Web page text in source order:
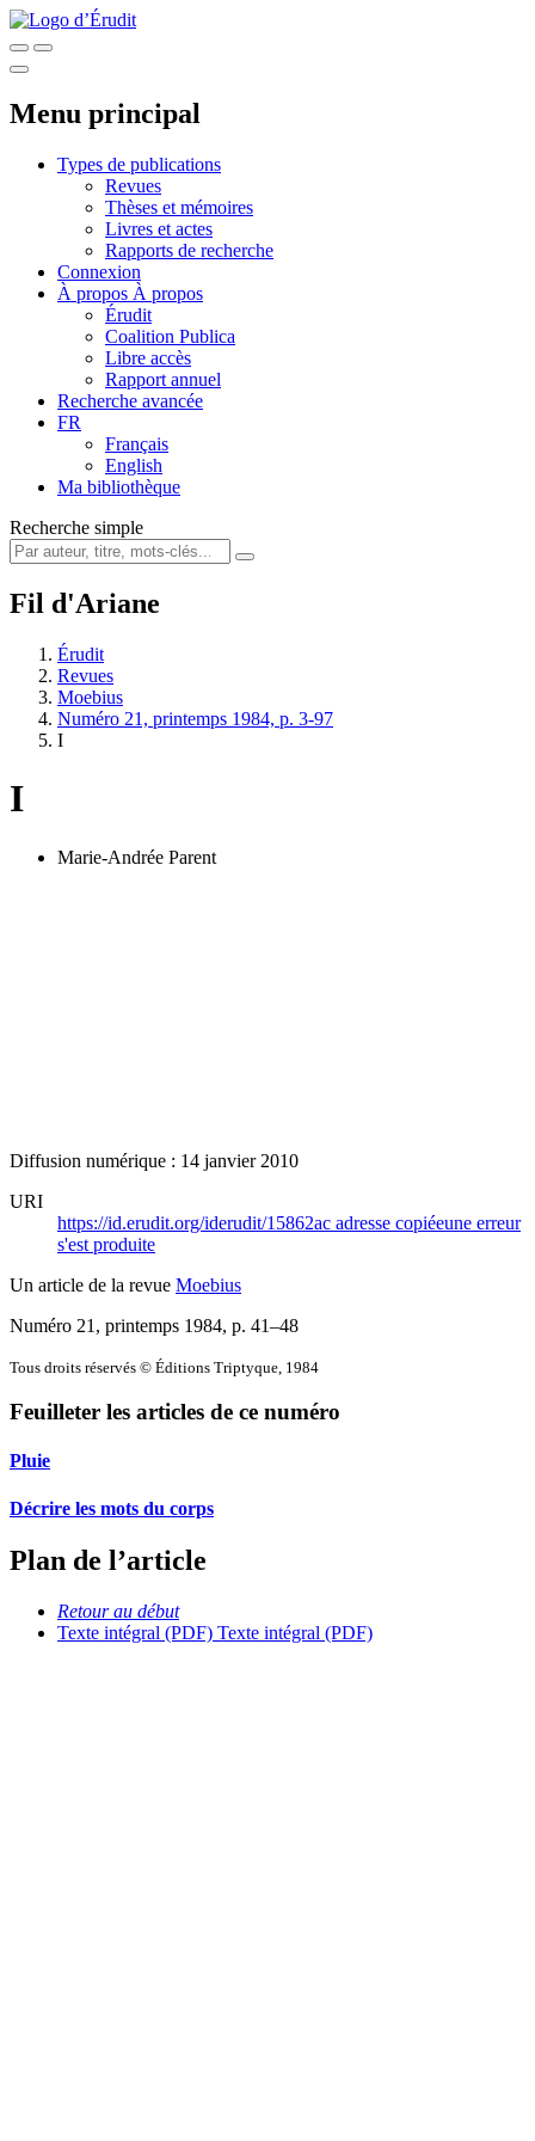
Menu principal
Types de publications
Revues
Thèses et mémoires
Livres et actes
Rapports de recherche
Connexion
À propos À propos
Érudit
Coalition Publica
Libre accès
Rapport annuel
Recherche avancée
FR
Français
English
Ma bibliothèque
Recherche simple
Fil d'Ariane
Érudit
Revues
Moebius
Numéro 21, printemps 1984, p. 3-97
I
I
Marie-Andrée Parent
Diffusion numérique : 14 janvier 2010
URI
https://id.erudit.org/iderudit/15862ac adresse copiéeune erreur
s'est produite
Un article de la revue Moebius
Numéro 21, printemps 1984, p. 41–48
Tous droits réservés © Éditions Triptyque, 1984
Feuilleter les articles de ce numéro
Pluie
Décrire les mots du corps
Plan de l’article
Retour au début
Texte intégral (PDF) Texte intégral (PDF)